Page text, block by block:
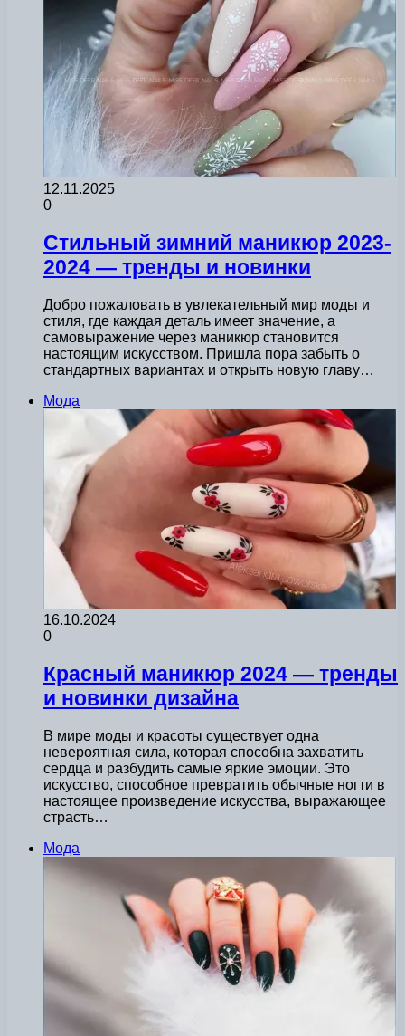
12.11.2025
0
Стильный зимний маникюр 2023-
2024 — тренды и новинки
Добро пожаловать в увлекательный мир моды и
стиля, где каждая деталь имеет значение, а
самовыражение через маникюр становится
настоящим искусством. Пришла пора забыть о
стандартных вариантах и открыть новую главу…
Мода
16.10.2024
0
Красный маникюр 2024 — тренды
и новинки дизайна
В мире моды и красоты существует одна
невероятная сила, которая способна захватить
сердца и разбудить самые яркие эмоции. Это
искусство, способное превратить обычные ногти в
настоящее произведение искусства, выражающее
страсть…
Мода